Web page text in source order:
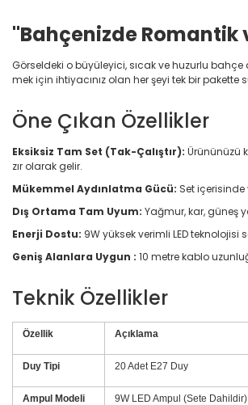
"Bahçenizde Romantik
Görseldeki o büyüleyici, sıcak ve huzurlu
mek için ihtiyacınız olan her şeyi tek bir pakette
Öne Çıkan Özellikler
Eksiksiz Tam Set (Tak-Çalıştır): Ürününüzü
zır olarak gelir.
Mükemmel Aydınlatma Gücü: Set
Dış Ortama Tam Uyum: Yağmur, kar, güneş
Enerji Dostu: 9W yüksek verimli LED
Geniş Alanlara Uygun : 10 metre kablo
Teknik Özellikler
Özellik Açıklama
Duy Tipi 20 Adet E27 Duy
Ampul Modeli 9W LED Ampul (Sete Dahildir)